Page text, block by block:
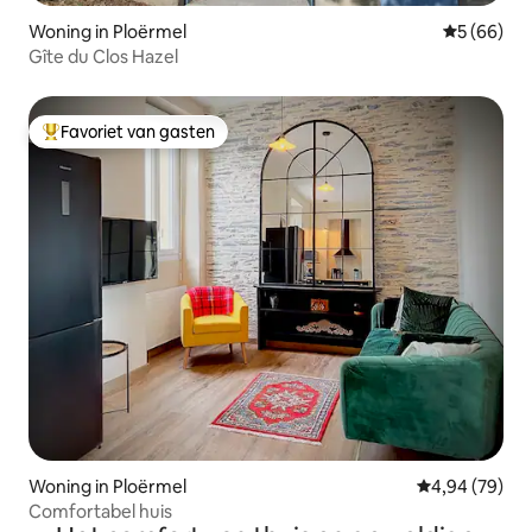
Woning in Ploërmel
5 (66)
Gîte du Clos Hazel
Topfavoriet van gasten
Favoriet van gasten
Woning in Ploërmel Gemiddelde
4,94 (79)
Comfortabel huis